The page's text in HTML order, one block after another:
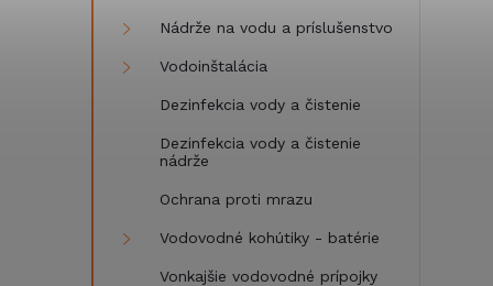
Nádrže na vodu a príslušenstvo
Vodoinštalácia
Dezinfekcia vody a čistenie
Dezinfekcia vody a čistenie
nádrže
Ochrana proti mrazu
Vodovodné kohútiky - batérie
Vonkajšie vodovodné prípojky